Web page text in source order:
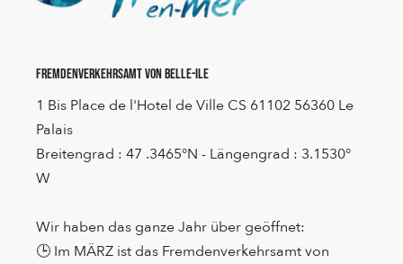
Fremdenverkehrsamt von Belle-Ile
1 Bis Place de l'Hotel de Ville CS 61102 56360 Le
Palais
Breitengrad : 47 .3465°N - Längengrad : 3.1530°
W
Wir haben das ganze Jahr über geöffnet:
🕒 Im MÄRZ ist das Fremdenverkehrsamt von